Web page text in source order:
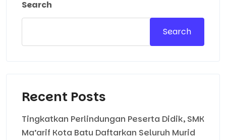
Search
Search
Recent Posts
Tingkatkan Perlindungan Peserta Didik, SMK
Ma’arif Kota Batu Daftarkan Seluruh Murid